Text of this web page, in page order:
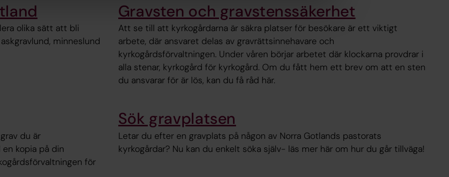
olika sätt att bli
minneslund
Gravsten och gravstenssäkerhet
Att se till att kyrkogårdarna är säkra platser för besökare är ett viktigt
arbete, där ansvaret delas av gravrättsinnehavare och
kyrkogårdsförvaltningen. Under våren börjar arbetet där klockarna provdrar i
alla stenar, kyrkogård för kyrkogård. Om du fått hem ett brev om att en sten
du ansvarar för är lös, kan du få råd här.
du är
kopia på din
för
Sök gravplatsen
Letar du efter en gravplats på någon av Norra Gotlands pastorats
kyrkogårdar? Nu kan du enkelt söka själv- läs mer här om hur du går tillväga!